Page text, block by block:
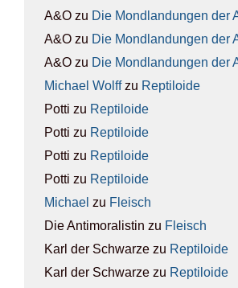
A&O zu Die Mond­lan­dun­gen der
A&O zu Die Mond­lan­dun­gen der
A&O zu Die Mond­lan­dun­gen der
Michael Wolffzu Rep­ti­lo­ide
Potti zu Rep­ti­lo­ide
Potti zu Rep­ti­lo­ide
Potti zu Rep­ti­lo­ide
Potti zu Rep­ti­lo­ide
Michael zu Fleisch
Die Antimoralistin zu Fleisch
Karl der Schwarze zu Rep­ti­lo­ide
Karl der Schwarze zu Rep­ti­lo­ide